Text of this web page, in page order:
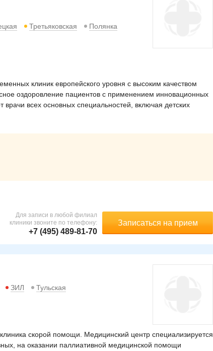
Третьяковская
Полянка
клиник европейского уровня с высоким качеством
оздоровление пациентов с применением инновационных
всех основных специальностей, включая детских
Записаться на прием
Для записи в любой филиал
клиники звоните по телефону:
+7 (495) 489-81-70
ЗИЛ Тульская
скорой помощи. Медицинский центр специализируется
на оказании паллиативной медицинской помощи